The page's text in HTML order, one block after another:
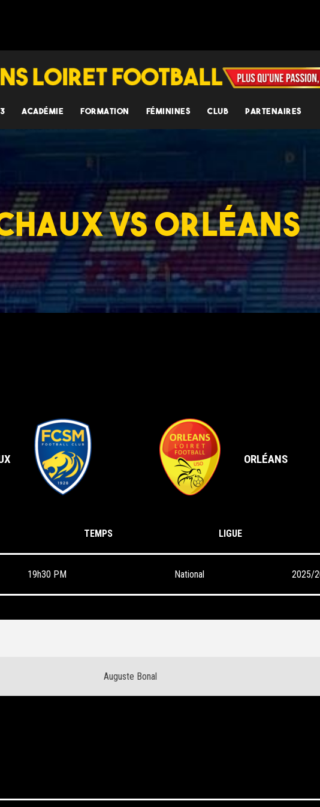
ACADÉMIE FORMATION FÉMININES CLUB PARTENAIRES
VS ORLÉANS
ORLÉANS
TEMPS LIGUE
19h30 PM National 2025/
Auguste Bonal